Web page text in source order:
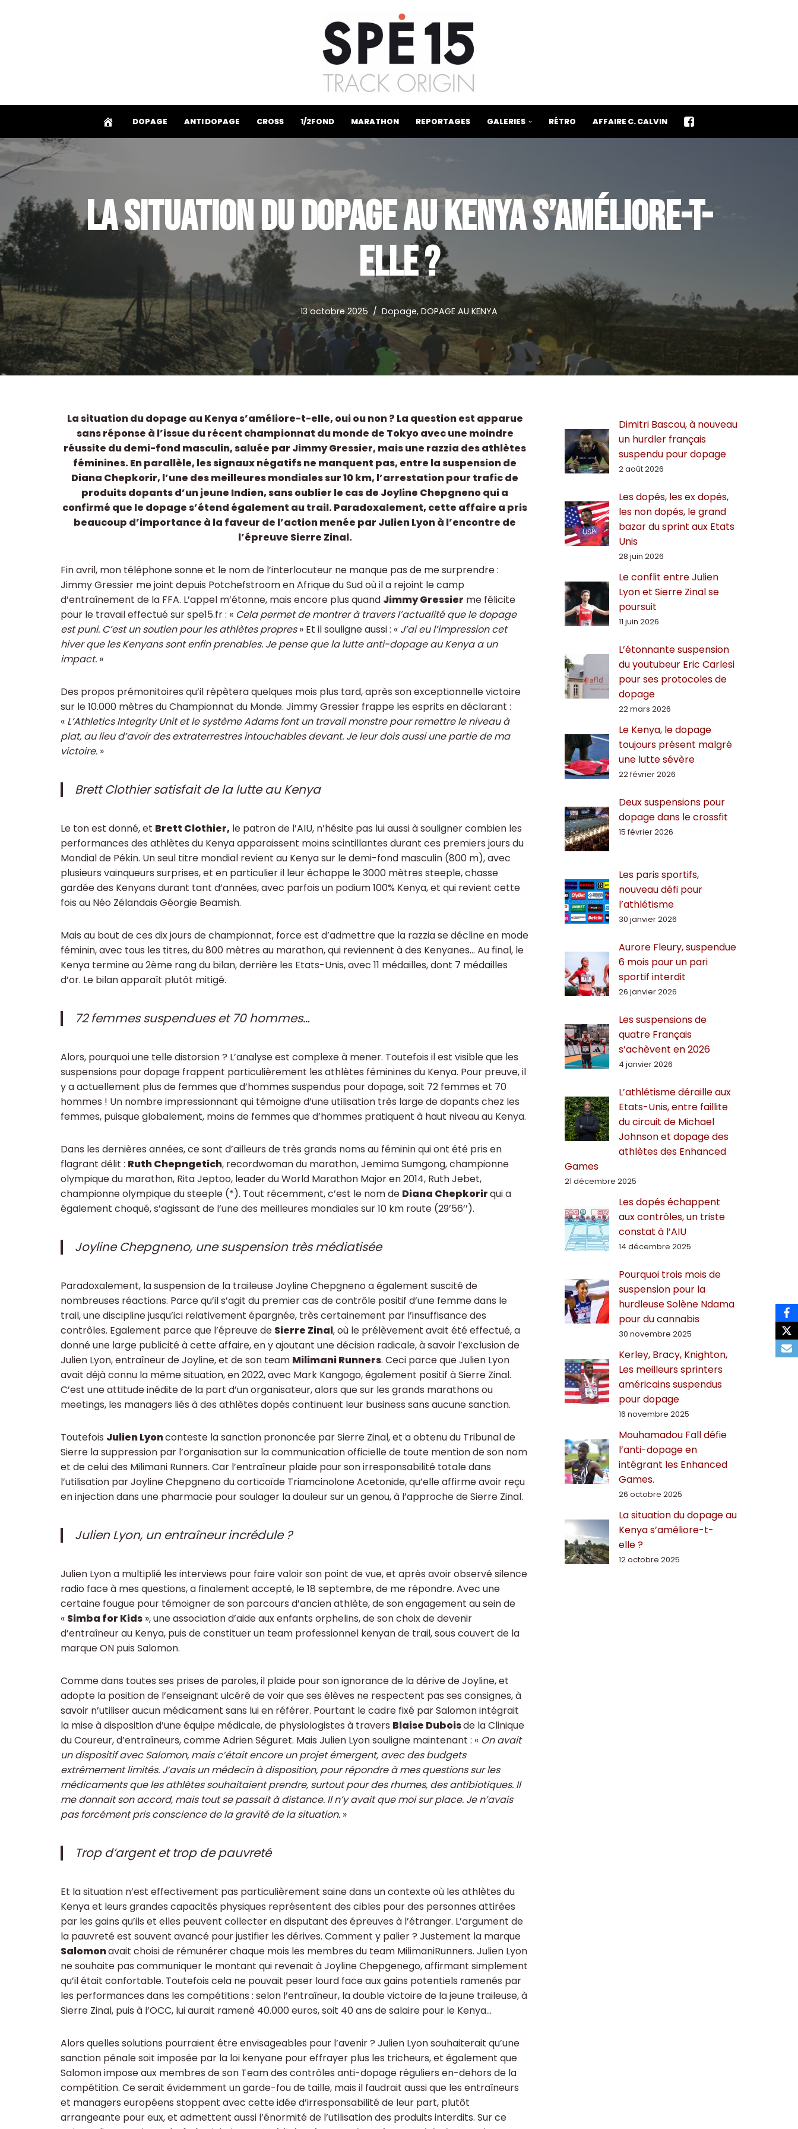
DOPAGE ANTI DOPAGE CROSS 1/2FOND MARATHON REPORTAGES GALERIES RÉTRO AFFAIRE C. CALVIN
LA SITUATION DU DOPAGE AU KENYA S’AMÉLIORE-T-
ELLE ?
13 octobre 2025 Dopage, DOPAGE AU KENYA
La situation du dopage au Kenya s’améliore-t-elle, oui ou non ? La question est apparue
sans réponse à l’issue du récent championnat du monde de Tokyo avec une moindre
réussite du demi-fond masculin, saluée par Jimmy Gressier, mais une razzia des athlètes
féminines. En parallèle, les signaux négatifs ne manquent pas, entre la suspension de
Diana Chepkorir, l’une des meilleures mondiales sur 10 km, l’arrestation pour trafic de
produits dopants d’un jeune Indien, sans oublier le cas de Joyline Chepgneno qui a
confirmé que le dopage s’étend également au trail. Paradoxalement, cette affaire a pris
beaucoup d’importance à la faveur de l’action menée par Julien Lyon à l’encontre de
l’épreuve Sierre Zinal.
Fin avril, mon téléphone sonne et le nom de l’interlocuteur ne manque pas de me surprendre :
Jimmy Gressier me joint depuis Potchefstroom en Afrique du Sud où il a rejoint le camp
d’entraînement de la FFA. L’appel m’étonne, mais encore plus quand Jimmy Gressier me félicite
pour le travail effectué sur spe15.fr : « Cela permet de montrer à travers l’actualité que le dopage
est puni. C’est un soutien pour les athlètes propres» Et il souligne aussi : « J’ai eu l’impression cet
hiver que les Kenyans sont enfin prenables. Je pense que la lutte anti-dopage au Kenya a un
impact. »
Des propos prémonitoires qu’il répètera quelques mois plus tard, après son exceptionnelle victoire
sur le 10.000 mètres du Championnat du Monde. Jimmy Gressier frappe les esprits en déclarant :
« L’Athletics Integrity Unit et le système Adams font un travail monstre pour remettre le niveau à
plat, au lieu d’avoir des extraterrestres intouchables devant. Je leur dois aussi une partie de ma
victoire. »
Brett Clothier satisfait de la lutte au Kenya
Le ton est donné, et Brett Clothier, le patron de l’AIU, n’hésite pas lui aussi à souligner combien les
performances des athlètes du Kenya apparaissent moins scintillantes durant ces premiers jours du
Mondial de Pékin. Un seul titre mondial revient au Kenya sur le demi-fond masculin (800 m), avec
plusieurs vainqueurs surprises, et en particulier il leur échappe le 3000 mètres steeple, chasse
gardée des Kenyans durant tant d’années, avec parfois un podium 100% Kenya, et qui revient cette
fois au Néo Zélandais Géorgie Beamish.
Mais au bout de ces dix jours de championnat, force est d’admettre que la razzia se décline en mode
féminin, avec tous les titres, du 800 mètres au marathon, qui reviennent à des Kenyanes… Au final, le
Kenya termine au 2ème rang du bilan, derrière les Etats-Unis, avec 11 médailles, dont 7 médailles
d’or. Le bilan apparaît plutôt mitigé.
72 femmes suspendues et 70 hommes…
Alors, pourquoi une telle distorsion ? L’analyse est complexe à mener. Toutefois il est visible que les
suspensions pour dopage frappent particulièrement les athlètes féminines du Kenya. Pour preuve, il
y a actuellement plus de femmes que d’hommes suspendus pour dopage, soit 72 femmes et 70
hommes ! Un nombre impressionnant qui témoigne d’une utilisation très large de dopants chez les
femmes, puisque globalement, moins de femmes que d’hommes pratiquent à haut niveau au Kenya.
Dans les dernières années, ce sont d’ailleurs de très grands noms au féminin qui ont été pris en
flagrant délit : Ruth Chepngetich, recordwoman du marathon, Jemima Sumgong, championne
olympique du marathon, Rita Jeptoo, leader du World Marathon Major en 2014, Ruth Jebet,
championne olympique du steeple (*). Tout récemment, c’est le nom de Diana Chepkorirqui a
également choqué, s’agissant de l’une des meilleures mondiales sur 10 km route (29’56’’).
Joyline Chepgneno, une suspension très médiatisée
Paradoxalement, la suspension de la traileuse Joyline Chepgneno a également suscité de
nombreuses réactions. Parce qu’il s’agit du premier cas de contrôle positif d’une femme dans le
trail, une discipline jusqu’ici relativement épargnée, très certainement par l’insuffisance des
contrôles. Egalement parce que l’épreuve de Sierre Zinal, où le prélèvement avait été effectué, a
donné une large publicité à cette affaire, en y ajoutant une décision radicale, à savoir l’exclusion de
Julien Lyon, entraîneur de Joyline, et de son team Milimani Runners. Ceci parce que Julien Lyon
avait déjà connu la même situation, en 2022, avec Mark Kangogo, également positif à Sierre Zinal.
C’est une attitude inédite de la part d’un organisateur, alors que sur les grands marathons ou
meetings, les managers liés à des athlètes dopés continuent leur business sans aucune sanction.
Toutefois Julien Lyonconteste la sanction prononcée par Sierre Zinal, et a obtenu du Tribunal de
Sierre la suppression par l’organisation sur la communication officielle de toute mention de son nom
et de celui des Milimani Runners. Car l’entraîneur plaide pour son irresponsabilité totale dans
l’utilisation par Joyline Chepgneno du corticoïde Triamcinolone Acetonide, qu’elle affirme avoir reçu
en injection dans une pharmacie pour soulager la douleur sur un genou, à l’approche de Sierre Zinal.
Julien Lyon, un entraîneur incrédule ?
Julien Lyon a multiplié les interviews pour faire valoir son point de vue, et après avoir observé silence
radio face à mes questions, a finalement accepté, le 18 septembre, de me répondre. Avec une
certaine fougue pour témoigner de son parcours d’ancien athlète, de son engagement au sein de
« Simba for Kids », une association d’aide aux enfants orphelins, de son choix de devenir
d’entraîneur au Kenya, puis de constituer un team professionnel kenyan de trail, sous couvert de la
marque ON puis Salomon.
Comme dans toutes ses prises de paroles, il plaide pour son ignorance de la dérive de Joyline, et
adopte la position de l’enseignant ulcéré de voir que ses élèves ne respectent pas ses consignes, à
savoir n’utiliser aucun médicament sans lui en référer. Pourtant le cadre fixé par Salomon intégrait
la mise à disposition d’une équipe médicale, de physiologistes à travers Blaise Duboisde la Clinique
du Coureur, d’entraîneurs, comme Adrien Séguret. Mais Julien Lyon souligne maintenant : « On avait
un dispositif avec Salomon, mais c’était encore un projet émergent, avec des budgets
extrêmement limités. J’avais un médecin à disposition, pour répondre à mes questions sur les
médicaments que les athlètes souhaitaient prendre, surtout pour des rhumes, des antibiotiques. Il
me donnait son accord, mais tout se passait à distance. Il n’y avait que moi sur place. Je n’avais
pas forcément pris conscience de la gravité de la situation. »
Trop d’argent et trop de pauvreté
Et la situation n’est effectivement pas particulièrement saine dans un contexte où les athlètes du
Kenya et leurs grandes capacités physiques représentent des cibles pour des personnes attirées
par les gains qu’ils et elles peuvent collecter en disputant des épreuves à l’étranger. L’argument de
la pauvreté est souvent avancé pour justifier les dérives. Comment y palier ? Justement la marque
Salomonavait choisi de rémunérer chaque mois les membres du team MilimaniRunners. Julien Lyon
ne souhaite pas communiquer le montant qui revenait à Joyline Chepgenego, affirmant simplement
qu’il était confortable. Toutefois cela ne pouvait peser lourd face aux gains potentiels ramenés par
les performances dans les compétitions : selon l’entraîneur, la double victoire de la jeune traileuse, à
Sierre Zinal, puis à l’OCC, lui aurait ramené 40.000 euros, soit 40 ans de salaire pour le Kenya…
Alors quelles solutions pourraient être envisageables pour l’avenir ? Julien Lyon souhaiterait qu’une
sanction pénale soit imposée par la loi kenyane pour effrayer plus les tricheurs, et également que
Salomon impose aux membres de son Team des contrôles anti-dopage réguliers en-dehors de la
compétition. Ce serait évidemment un garde-fou de taille, mais il faudrait aussi que les entraîneurs
et managers européens stoppent avec cette idée d’irresponsabilité de leur part, plutôt
arrangeante pour eux, et admettent aussi l’énormité de l’utilisation des produits interdits. Sur ce
Dimitri Bascou, à nouveau
un hurdler français
suspendu pour dopage
2 août 2026
Les dopés, les ex dopés,
les non dopés, le grand
bazar du sprint aux Etats
Unis
28 juin 2026
Le conflit entre Julien
Lyon et Sierre Zinal se
poursuit
11 juin 2026
L’étonnante suspension
du youtubeur Eric Carlesi
pour ses protocoles de
dopage
22 mars 2026
Le Kenya, le dopage
toujours présent malgré
une lutte sévère
22 février 2026
Deux suspensions pour
dopage dans le crossfit
15 février 2026
Les paris sportifs,
nouveau défi pour
l’athlétisme
30 janvier 2026
Aurore Fleury, suspendue
6 mois pour un pari
sportif interdit
26 janvier 2026
Les suspensions de
quatre Français
s’achèvent en 2026
4 janvier 2026
L’athlétisme déraille aux
Etats-Unis, entre faillite
du circuit de Michael
Johnson et dopage des
athlètes des Enhanced
Games
21 décembre 2025
Les dopés échappent
aux contrôles, un triste
constat à l’AIU
14 décembre 2025
Pourquoi trois mois de
suspension pour la
hurdleuse Solène Ndama
pour du cannabis
30 novembre 2025
Kerley, Bracy, Knighton,
Les meilleurs sprinters
américains suspendus
pour dopage
16 novembre 2025
Mouhamadou Fall défie
l’anti-dopage en
intégrant les Enhanced
Games.
26 octobre 2025
La situation du dopage au
Kenya s’améliore-t-
elle ?
12 octobre 2025